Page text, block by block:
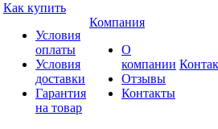
Как купить
Условия
оплаты
Условия
доставки
Гарантия
на товар
Компания
О
компании
Отзывы
Контакты